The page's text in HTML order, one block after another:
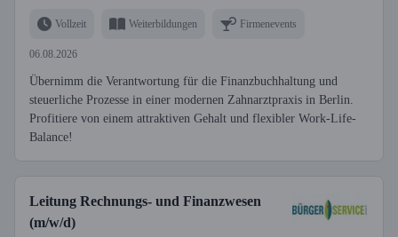
Vollzeit Weiterbildungen Firmenevents
06.08.2026
Übernimm die Verantwortung für die Finanzbuchhaltung und
steuerliche Prozesse in einer modernen Zahnarztpraxis in Berlin.
Profitiere von einem attraktiven Gehalt und flexibler Work-Life-
Balance!
Leitung Rechnungs- und Finanzwesen
(m/w/d)